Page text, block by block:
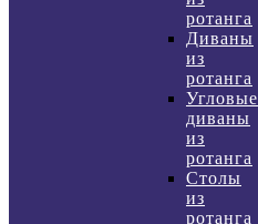
ротанга
Диваны
из
ротанга
Угловые
диваны
из
ротанга
Столы
из
ротанга